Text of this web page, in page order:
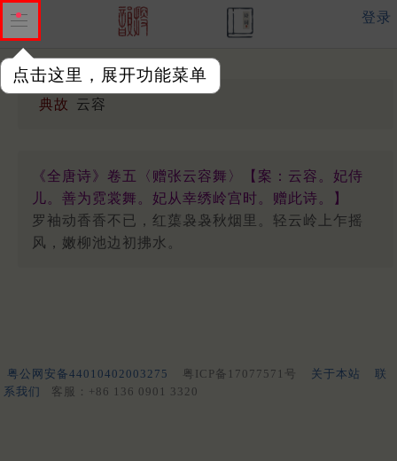
点击这里，展开功能菜单
登录
典故 云容
《全唐诗》卷五〈赠张云容舞〉【案：云容。妃侍
儿。善为霓裳舞。妃从幸绣岭宫时。赠此诗。】
罗袖动香香不已，红蕖袅袅秋烟里。轻云岭上乍摇
风，嫩柳池边初拂水。
粤公网安备44010402003275 粤ICP备17077571号 关于本站
联
系我们
客服：+86 136 0901 3320